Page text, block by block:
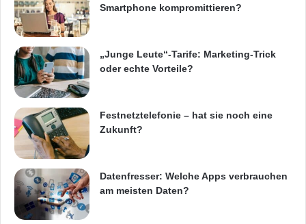
Smartphone kompromittieren?
„Junge Leute“-Tarife: Marketing-Trick
oder echte Vorteile?
Festnetztelefonie – hat sie noch eine
Zukunft?
Datenfresser: Welche Apps verbrauchen
am meisten Daten?